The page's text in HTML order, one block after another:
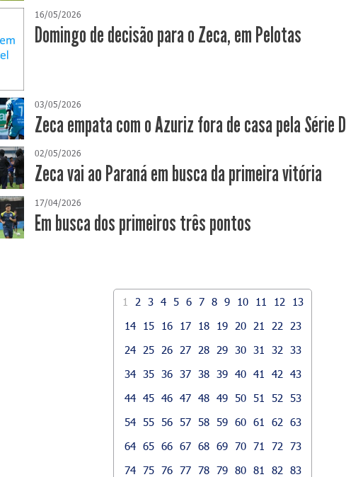
16/05/2026
Domingo de decisão para o Zeca, em Pelotas
03/05/2026
Zeca empata com o Azuriz fora de casa pela Série D
02/05/2026
Zeca vai ao Paraná em busca da primeira vitória
17/04/2026
​Em busca dos primeiros três pontos
1 2 3 4 5 6 7 8 9 10 11 12
13
14
15 16 17 18 19 20 21 22
23
24
25 26 27 28 29 30 31 32
33
34 35 36 37 38 39 40 41 42
43
44 45 46 47 48 49 50 51 52
53
54 55 56 57 58 59 60 61 62
63
64 65 66 67 68 69 70 71 72
73
74 75 76 77 78 79 80 81 82
83